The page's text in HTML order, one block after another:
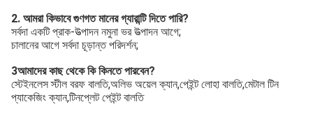
2. আমরা কিভাবে গুণগত মানের গ্যারান্টি দিতে পারি?
সর্বদা একটি প্রাক-উত্পাদন নমুনা ভর উত্পাদন আগে;
চালানের আগে সর্বদা চূড়ান্ত পরিদর্শন;
3আমাদের কাছ থেকে কি কিনতে পারবেন?
স্টেইনলেস স্টীল বরফ বালতি,অলিভ অয়েল ক্যান,পেইন্ট লোহা বালতি,মেটাল টিন
প্যাকেজিং ক্যান,টিনপ্লেট পেইন্ট বালতি